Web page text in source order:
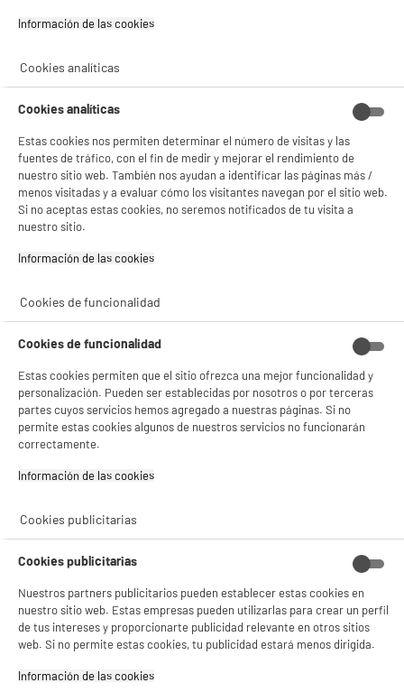
compare_product
Depósito de agua : 400 ml
34 €96
★★★★★
★★★★★
4.3/5(832)
compare_product
Afeitadora Rotativa de Barba PHILIPS Cabezales
Tipo : Afeitadora de cabezales rotativos: ideal
para barbas suaves
Autonomía (min) : 60 m
Alimentación : Batería
ELECTROCHOLLOS
JOCCA Moldeador Pelo 5 en 1 - 1000 W, 5
Cabezales Intercambiables, Estuche Premium
Número de accesorios intercambiables : 5
- analizar el tráfico en nuestro sitio web Consulta la política de cookies.
Si aceptas, la experiencia será aún mejor. Si no acepta, se utilizarán cookies
estadísticas anónimas basadas en tu navegación. Puedes oponerte a su uso
¡Buena visita!
Gestionar cookies
Información de las cookies‎
Cookies analíticas
Cookies analíticas
Estas cookies nos permiten determinar el número de visitas y las
fuentes de tráfico, con el fin de medir y mejorar el rendimiento de
nuestro sitio web. También nos ayudan a identificar las páginas más /
menos visitadas y a evaluar cómo los visitantes navegan por el sitio web.
Si no aceptas estas cookies, no seremos notificados de tu visita a
nuestro sitio.
Información de las cookies‎
Cookies de funcionalidad
Cookies de funcionalidad
Estas cookies permiten que el sitio ofrezca una mejor funcionalidad y
personalización. Pueden ser establecidas por nosotros o por terceras
partes cuyos servicios hemos agregado a nuestras páginas. Si no
permite estas cookies algunos de nuestros servicios no funcionarán
correctamente.
Información de las cookies‎
Cookies publicitarias
Cookies publicitarias
Nuestros partners publicitarios pueden establecer estas cookies en
nuestro sitio web. Estas empresas pueden utilizarlas para crear un perfil
de tus intereses y proporcionarte publicidad relevante en otros sitios
web. Si no permite estas cookies, tu publicidad estará menos dirigida.
Información de las cookies‎